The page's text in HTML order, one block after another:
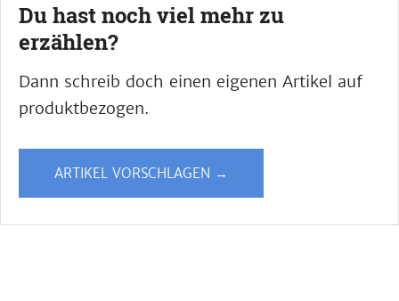
Du hast noch viel mehr zu
erzählen?
Dann schreib doch einen eigenen Artikel auf
produktbezogen.
ARTIKEL VORSCHLAGEN →